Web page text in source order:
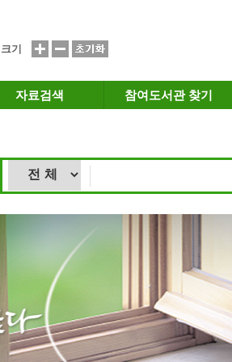
기
자료검색 참여도서관 찾기